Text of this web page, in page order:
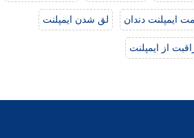
ایمپلنت دندان لق شدن ایمپلنت
از ایمپلنت